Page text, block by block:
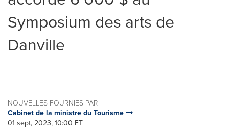
Symposium des arts de
Danville
NOUVELLES FOURNIES PAR
Cabinet de la ministre du Tourisme
01 sept, 2023, 10:00 ET